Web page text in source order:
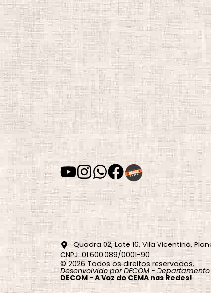
Quadra 02, Lote 16, Vila Vicentina,
CNPJ: 01.600.089/0001-90
© 2026 Todos os direitos reservados.
Desenvolvido por DECOM -
DECOM - A Voz do CEMA nas Redes!